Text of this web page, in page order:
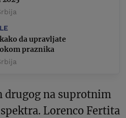
da upravljate
praznika
drugog na suprotnim
Lorenco Fertita